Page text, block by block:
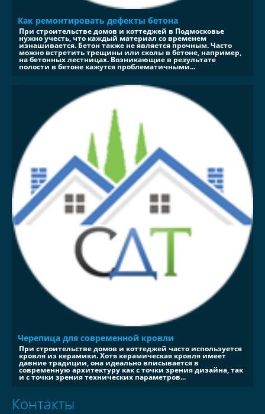
Как ремонтировать дефекты бетона
При строительстве домов и коттеджей в Подмосковье
нужно учесть, что каждый материал со временем
изнашивается. Бетон также не является прочным. Часто
можно встретить трещины или сколы в бетоне, например,
на бетонных лестницах. Возникающие в результате
полости в бетоне кажутся проблематичными...
Черепица для современной кровли
При строительстве домов и коттеджей часто используется
кровля из керамики. Хотя керамическая кровля имеет
давние традиции, она идеально вписывается в
современную архитектуру как с точки зрения дизайна, так
и с точки зрения технических параметров...
Контакты